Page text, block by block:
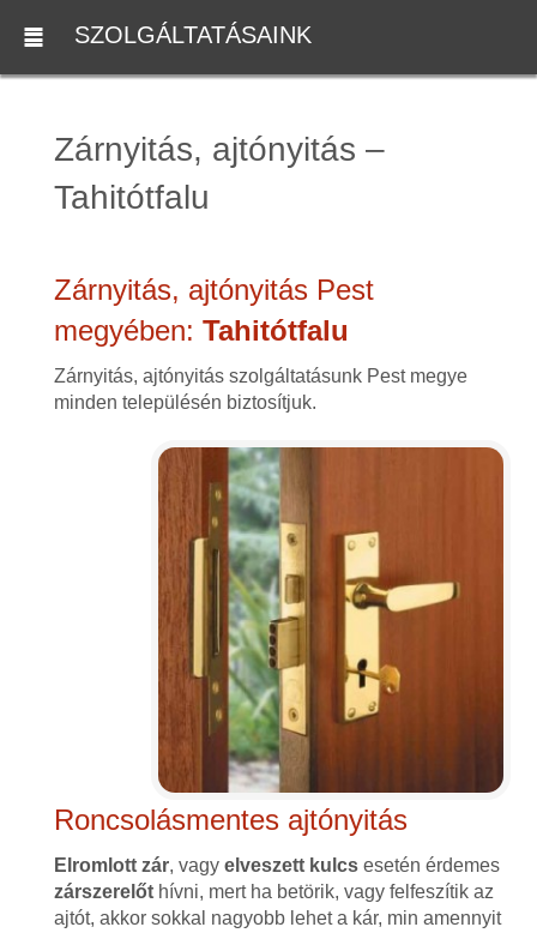
SZOLGÁLTATÁSAINK
Zárnyitás, ajtónyitás –
Tahitótfalu
Zárnyitás, ajtónyitás Pest
megyében: Tahitótfalu
Zárnyitás, ajtónyitás szolgáltatásunk Pest megye
minden településén biztosítjuk.
Roncsolásmentes ajtónyitás
Elromlott zár, vagy elveszett kulcsesetén érdemes
zárszerelőthívni, mert ha betörik, vagy felfeszítik az
ajtót, akkor sokkal nagyobb lehet a kár, min amennyit